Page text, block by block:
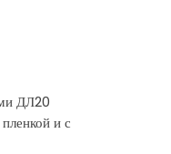
ДЛ20
и с